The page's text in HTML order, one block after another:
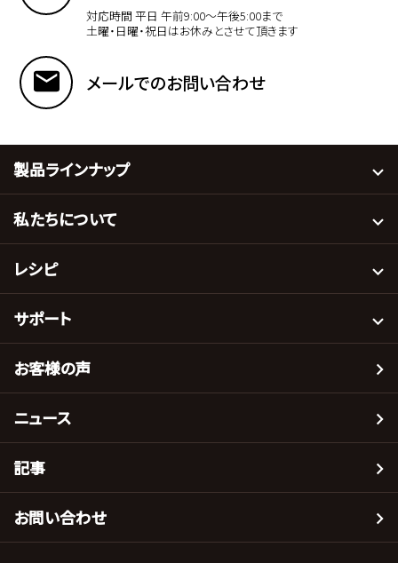
対応時間 平日 午前9:00〜午後5:00まで
土曜・日曜・祝日はお休みとさせて頂きます
メールでのお問い合わせ
製品ラインナップ
私たちについて
レシピ
サポート
お客様の声
ニュース
記事
お問い合わせ